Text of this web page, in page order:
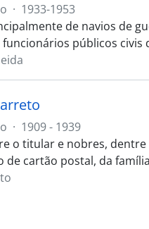
· 1933-1953
de navios de
públicos civis
· 1909 - 1939
o titular e nobres,
de cartão postal, da